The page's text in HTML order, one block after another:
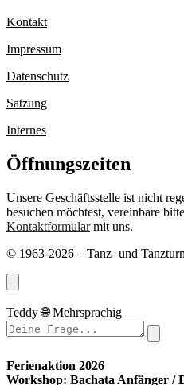
Kontakt
Impressum
Datenschutz
Satzung
Internes
Öffnungszeiten
Unsere Geschäftsstelle ist nicht
besuchen möchtest, vereinbare
Kontaktformularmit uns.
© 1963-2026 – Tanz- und
Teddy 🌐Mehrsprachig
Ferienaktion 2026
Workshop: Bachata Anfänger /